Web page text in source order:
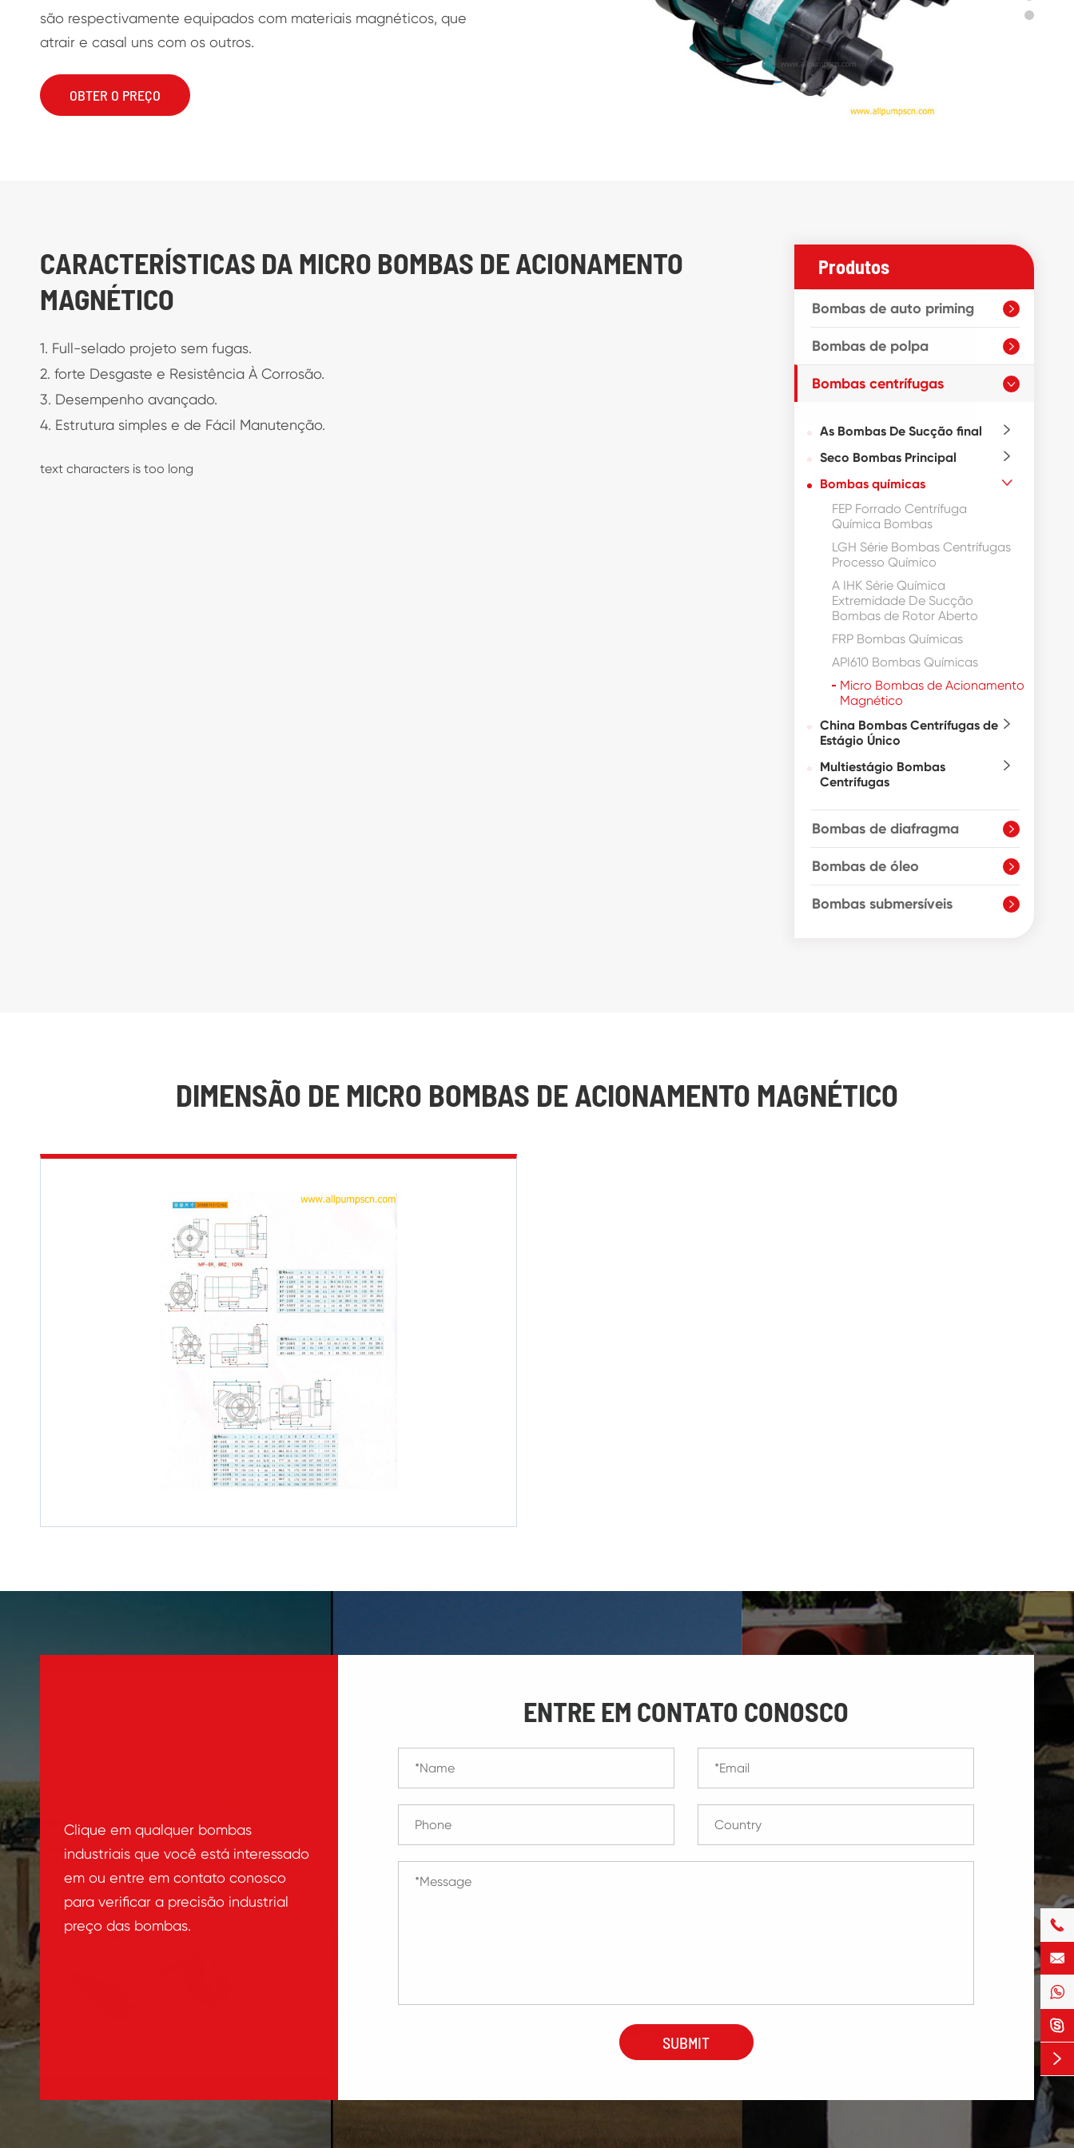
são respectivamente equipados com materiais magnéticos, que
atrair e casal uns com os outros.
OBTER O PREÇO
CARACTERÍSTICAS DA MICRO BOMBAS DE ACIONAMENTO
MAGNÉTICO
1. Full-selado projeto sem fugas.
2. forte Desgaste e Resistência À Corrosão.
3. Desempenho avançado.
4. Estrutura simples e de Fácil Manutenção.
text characters is too long
Produtos
Bombas de auto priming 
Bombas de polpa 
Bombas centrífugas 
As Bombas De Sucção final 
Seco Bombas Principal 
Bombas químicas 
FEP Forrado Centrífuga
Química Bombas
LGH Série Bombas Centrífugas
Processo Químico
A IHK Série Química
Extremidade De Sucção
Bombas de Rotor Aberto
FRP Bombas Químicas
API610 Bombas Químicas
Micro Bombas de Acionamento
Magnético
China Bombas Centrífugas de
Estágio Único

Multiestágio Bombas
Centrífugas

Bombas de diafragma 
Bombas de óleo 
Bombas submersíveis 
DIMENSÃO DE MICRO BOMBAS DE ACIONAMENTO MAGNÉTICO
Clique em qualquer bombas
industriais que você está interessado
em ou entre em contato conosco
para verificar a precisão industrial
preço das bombas.
ENTRE EM CONTATO CONOSCO




